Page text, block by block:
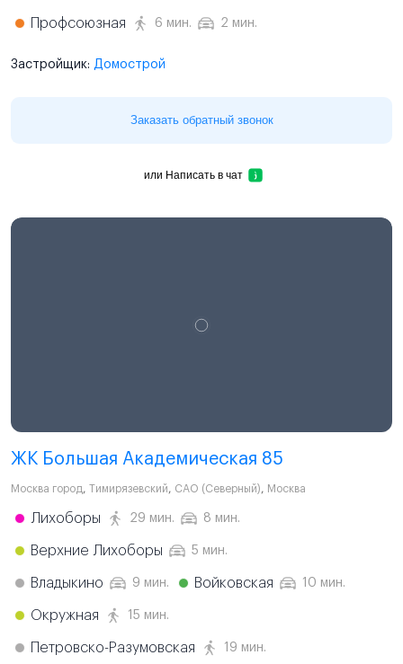
Профсоюзная 6 мин. 2 мин.
Застройщик: Домострой
Заказать обратный звонок
или Написать в чат
ЖК Большая Академическая 85
Москва город, Тимирязевский, САО (Северный), Москва
Лихоборы 29 мин. 8 мин.
Верхние Лихоборы 5 мин.
Владыкино 9 мин. Войковская 10 мин.
Окружная 15 мин.
Петровско-Разумовская 19 мин.